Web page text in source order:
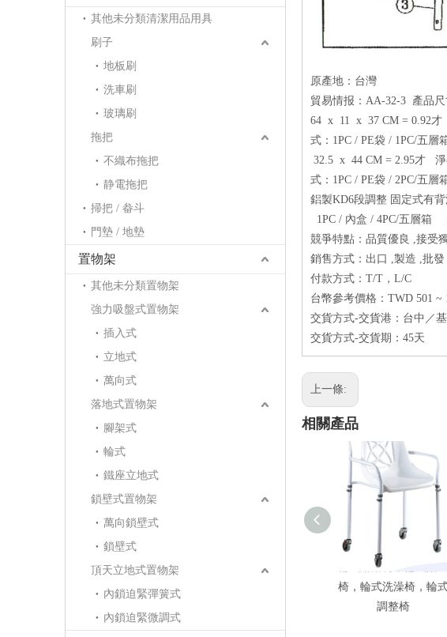
其他未分類清潔用品用具
刷子
地板刷
洗車刷
玻璃刷
拖把
不織布拖把
静電拖把
掃把 / 畚斗
門墊 / 地墊
置物架
其他未分類置物架
強力吸盤式置物架
插入式
立地式
萬向式
落地式置物架
腳架式
輪式
鐵座立地式
鎖壁式置物架
萬向鎖壁式
鎖壁式
頂天立地式置物架
內鎖迫緊彈簧式
內鎖迫緊微調式
原產地：台灣
貿易情报：AA-32-3 產品
64 x 11 x 37 CM = 0.92才
式：1PC / PE袋 / 1PC/五
32.5 x 44 CM = 2.95才 淨
式：1PC / PE袋 / 2PC/五
鋁製KD6段調整 固定式有
1PC / 內盒 / 4PC/五層
競爭特點：品質優良 ,接受
銷售方式：出口 ,製造 ,批
付款方式：T/T，L/C
台幣參考價格：TWD 501 ~
交貨方式-交貨港：台中／
交貨方式-交貨期：45天
上一條:
相關產品
輪式淋浴椅，輪式浴室
椅，輪式洗澡椅，輪
調整椅